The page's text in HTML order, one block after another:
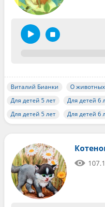
Виталий Бианки О животных
Для детей 5 лет
Для детей 6
Для детей 5 лет
Для детей 6